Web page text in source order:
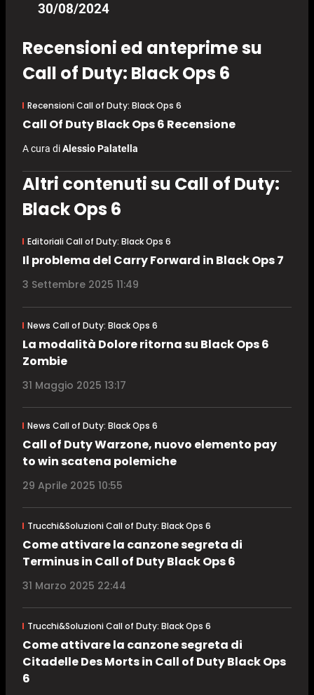
30/08/2024
Recensioni ed anteprime su
Call of Duty: Black Ops 6
Recensioni Call of Duty: Black Ops 6
Call Of Duty Black Ops 6 Recensione
A cura diAlessio Palatella
Altri contenuti su Call of Duty:
Black Ops 6
Editoriali Call of Duty: Black Ops 6
Il problema del Carry Forward in Black Ops 7
3 Settembre 2025 11:49
News Call of Duty: Black Ops 6
La modalità Dolore ritorna su Black Ops 6
Zombie
31 Maggio 2025 13:17
News Call of Duty: Black Ops 6
Call of Duty Warzone, nuovo elemento pay
to win scatena polemiche
29 Aprile 2025 10:55
Trucchi&Soluzioni Call of Duty: Black Ops 6
Come attivare la canzone segreta di
Terminus in Call of Duty Black Ops 6
31 Marzo 2025 22:44
Trucchi&Soluzioni Call of Duty: Black Ops 6
Come attivare la canzone segreta di
Citadelle Des Morts in Call of Duty Black Ops
6